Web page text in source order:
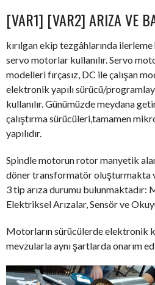
[VAR1] [VAR2] ARIZA VE
kırılgan ekip tezgâhlarında
servo motorlar kullanılır. Servo
modelleri fırçasız, DC ile çalışan
elektronik yapılı sürücü/
kullanılır. Günümüzde meydana
çalıştırma sürücüleri,tamamen
yapılıdır.
Spindle motorun rotor manyetik
döner transformatör oluşturmakta
3 tip arıza durumu bulunmaktadır:
Elektriksel Arızalar, Sensör ve
Motorların sürücülerde elektronik
mevzularla aynı şartlarda onarım